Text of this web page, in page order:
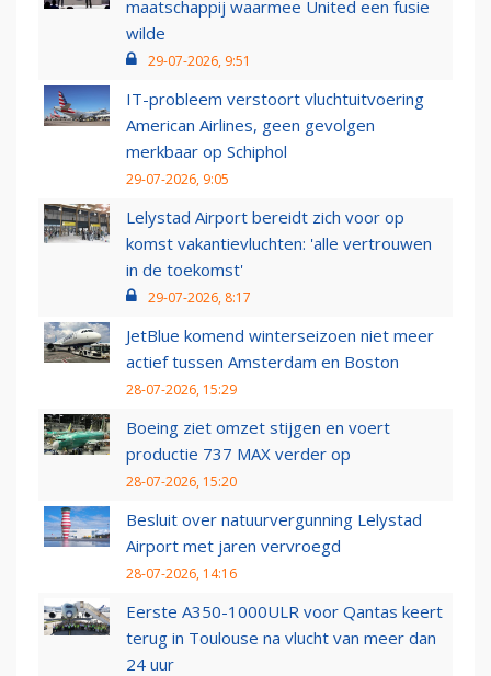
maatschappij waarmee United een fusie
wilde
29-07-2026, 9:51
IT-probleem verstoort vluchtuitvoering
American Airlines, geen gevolgen
merkbaar op Schiphol
29-07-2026, 9:05
Lelystad Airport bereidt zich voor op
komst vakantievluchten: 'alle vertrouwen
in de toekomst'
29-07-2026, 8:17
JetBlue komend winterseizoen niet meer
actief tussen Amsterdam en Boston
28-07-2026, 15:29
Boeing ziet omzet stijgen en voert
productie 737 MAX verder op
28-07-2026, 15:20
Besluit over natuurvergunning Lelystad
Airport met jaren vervroegd
28-07-2026, 14:16
Eerste A350-1000ULR voor Qantas keert
terug in Toulouse na vlucht van meer dan
24 uur